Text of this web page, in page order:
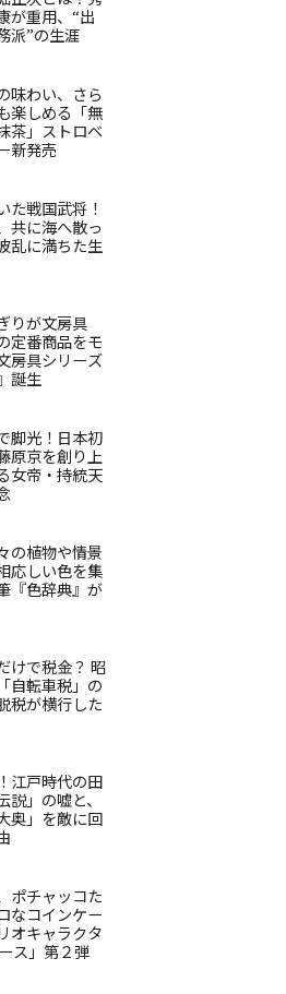
が重用、“出
派”の生涯
味わい、さら
楽しめる「無
茶」ストロベ
新発売
た戦国武将！
共に海へ散っ
乱に満ちた生
りが文房具
定番商品をモ
房具シリーズ
誕生
脚光！日本初
原京を創り上
女帝・持統天
の植物や情景
応しい色を集
『色辞典』が
けで税金？ 昭
自転車税」の
税が横行した
江戸時代の田
」の嘘と、
奥」を敵に回
ポチャッコた
なコインケー
オキャラクタ
ス」第２弾